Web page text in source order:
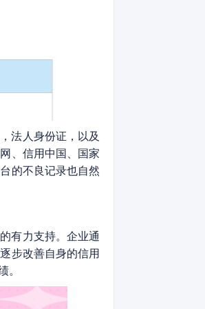
法人身份证，以及
、信用中国、国家
的不良记录也自然
有力支持。企业通
步改善自身的信用
。